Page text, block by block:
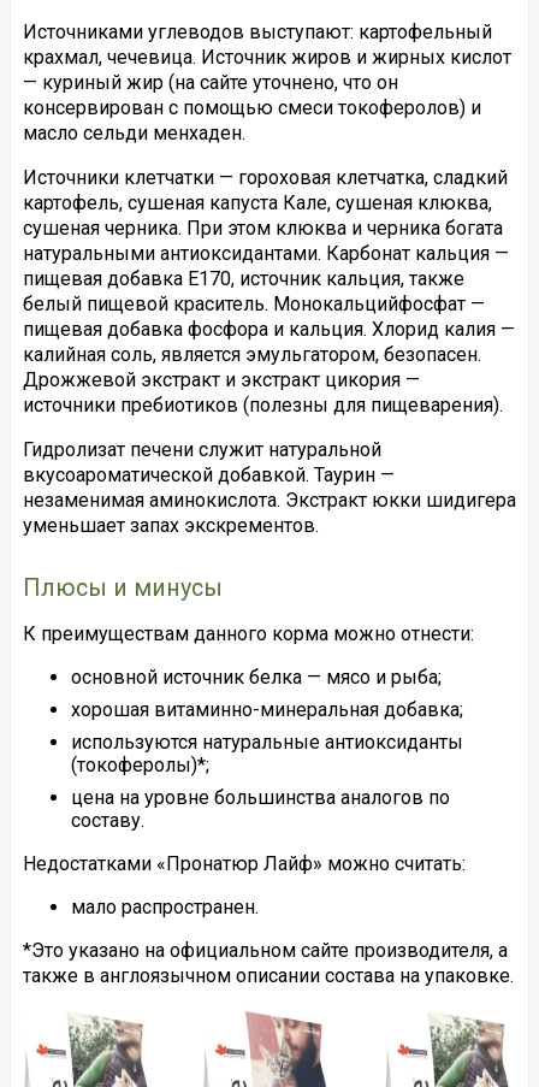
Источниками углеводов выступают: картофельный
крахмал, чечевица. Источник жиров и жирных кислот
— куриный жир (на сайте уточнено, что он
консервирован с помощью смеси токоферолов) и
масло сельди менхаден.
Источники клетчатки — гороховая клетчатка, сладкий
картофель, сушеная капуста Кале, сушеная клюква,
сушеная черника. При этом клюква и черника богата
натуральными антиоксидантами. Карбонат кальция —
пищевая добавка E170, источник кальция, также
белый пищевой краситель. Монокальцийфосфат —
пищевая добавка фосфора и кальция. Хлорид калия —
калийная соль, является эмульгатором, безопасен.
Дрожжевой экстракт и экстракт цикория —
источники пребиотиков (полезны для пищеварения).
Гидролизат печени служит натуральной
вкусоароматической добавкой. Таурин —
незаменимая аминокислота. Экстракт юкки шидигера
уменьшает запах экскрементов.
Плюсы и минусы
К преимуществам данного корма можно отнести:
основной источник белка — мясо и рыба;
хорошая витаминно-минеральная добавка;
используются натуральные антиоксиданты
(токоферолы)*;
цена на уровне большинства аналогов по
составу.
Недостатками «Пронатюр Лайф» можно считать:
мало распространен.
*Это указано на официальном сайте производителя, а
также в англоязычном описании состава на упаковке.